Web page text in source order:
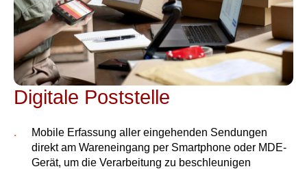
Digitale Poststelle
Mobile Erfassung aller eingehenden Sendungen
direkt am Wareneingang per Smartphone oder MDE-
Gerät, um die Verarbeitung zu beschleunigen